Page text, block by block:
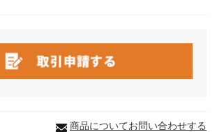
商品についてお問い合わせする